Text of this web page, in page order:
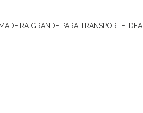
GRANDE PARA TRANSPORTE IDEAL